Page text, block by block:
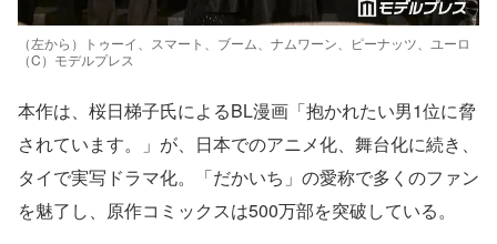
（左から）トゥーイ、スマート、ブーム、ナムワーン、ピーナッツ、ユーロ
（C）モデルプレス
本作は、桜日梯子氏によるBL漫画「抱かれたい男1位に脅
されています。」が、日本でのアニメ化、舞台化に続き、
タイで実写ドラマ化。「だかいち」の愛称で多くのファン
を魅了し、原作コミックスは500万部を突破している。